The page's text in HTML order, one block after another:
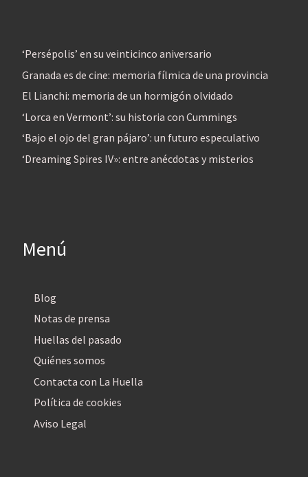
‘Persépolis’ en su veinticinco aniversario
Granada es de cine: memoria fílmica de una provincia
El Lianchi: memoria de un hormigón olvidado
‘Lorca en Vermont’: su historia con Cummings
‘Bajo el ojo del gran pájaro’: un futuro especulativo
‘Dreaming Spires IV»: entre anécdotas y misterios
Menú
Blog
Notas de prensa
Huellas del pasado
Quiénes somos
Contacta con La Huella
Política de cookies
Aviso Legal